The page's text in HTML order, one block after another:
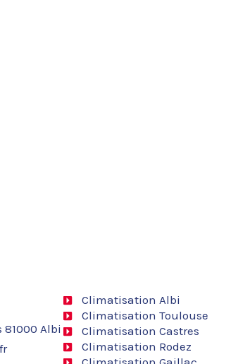
81000 Albi
Climatisation Albi
Climatisation Toulouse
Climatisation Castres
Climatisation Rodez